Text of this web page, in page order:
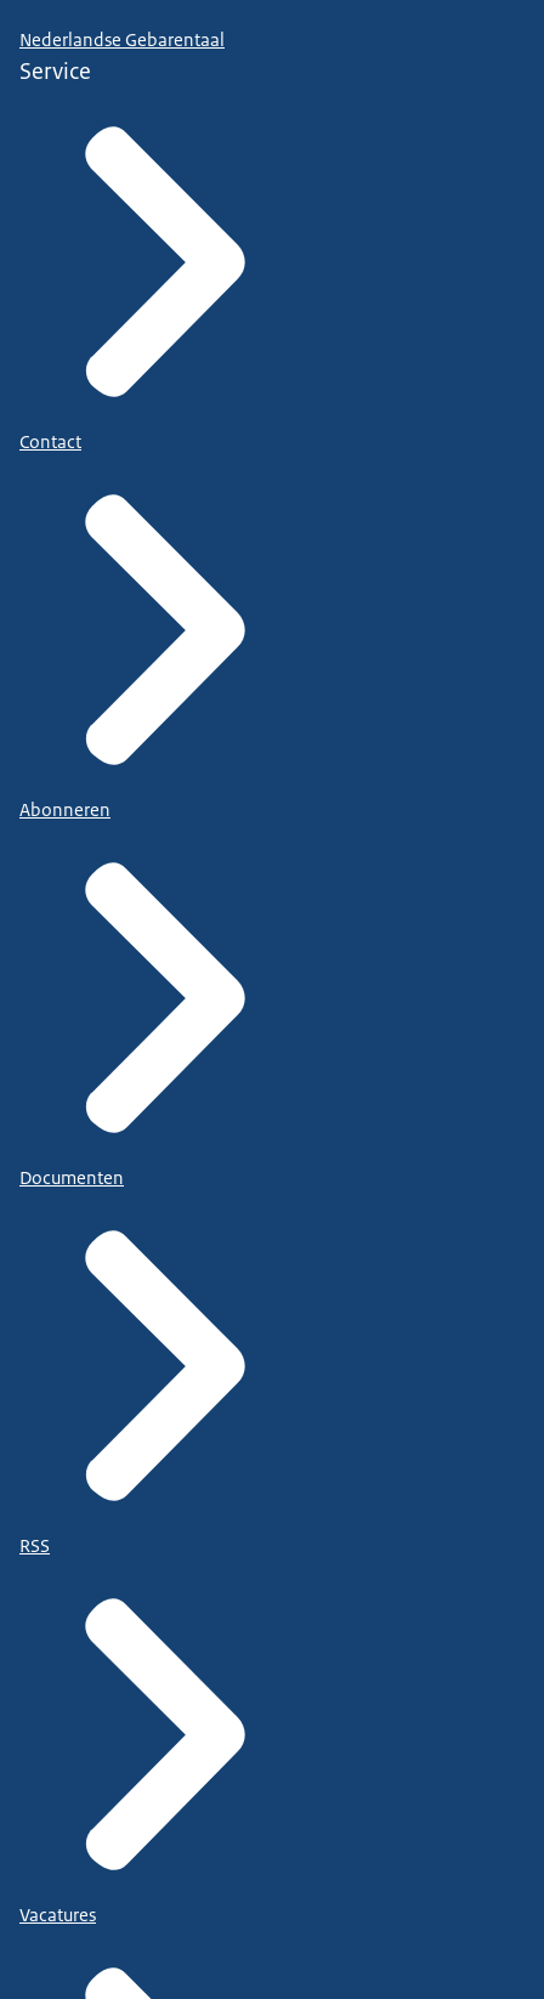
Nederlandse Gebarentaal
Service
Contact
Abonneren
Documenten
RSS
Vacatures